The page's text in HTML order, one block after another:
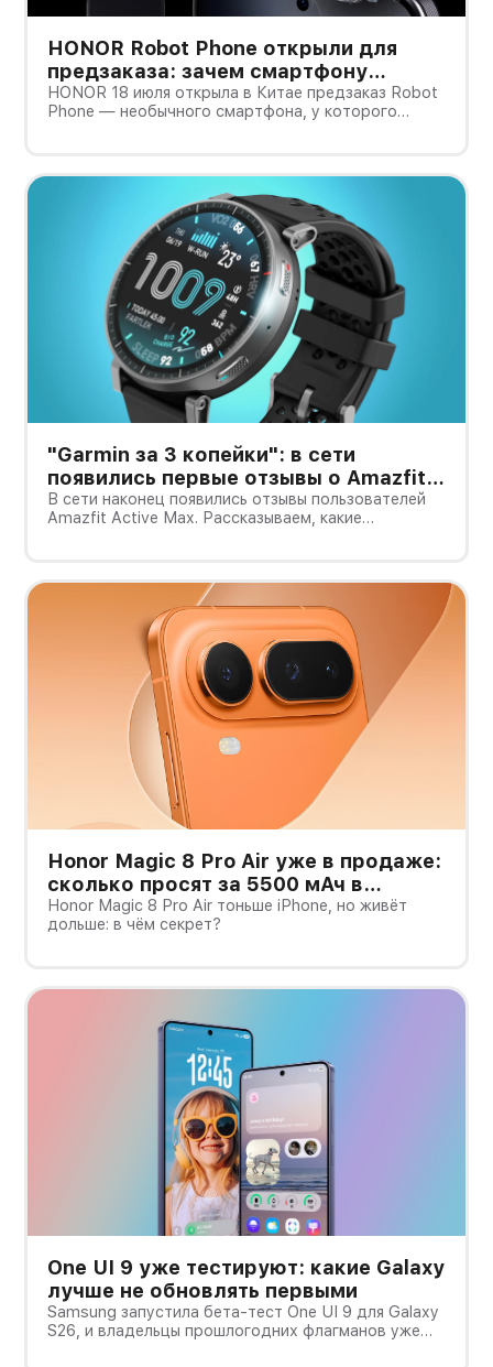
HONOR Robot Phone открыли для
предзаказа: зачем смартфону
камера на роботизированной руке
HONOR 18 июля открыла в Китае предзаказ Robot
Phone — необычного смартфона, у которого
"Garmin за 3 копейки": в сети
появились первые отзывы о Amazfit
Active Max с оффлайн-картами
В сети наконец появились отзывы пользователей
Amazfit Active Max. Рассказываем, какие
Honor Magic 8 Pro Air уже в продаже:
сколько просят за 5500 мАч в
корпусе толщиной всего 6,1 мм?
Honor Magic 8 Pro Air тоньше iPhone, но живёт
дольше: в чём секрет?
One UI 9 уже тестируют: какие Galaxy
лучше не обновлять первыми
Samsung запустила бета-тест One UI 9 для Galaxy
S26, и владельцы прошлогодних флагманов уже